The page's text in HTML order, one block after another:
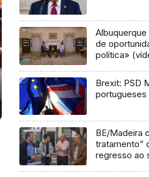
de
política»
Brexit: PSD
portugueses
BE/Madeira
tratamento”
regresso ao